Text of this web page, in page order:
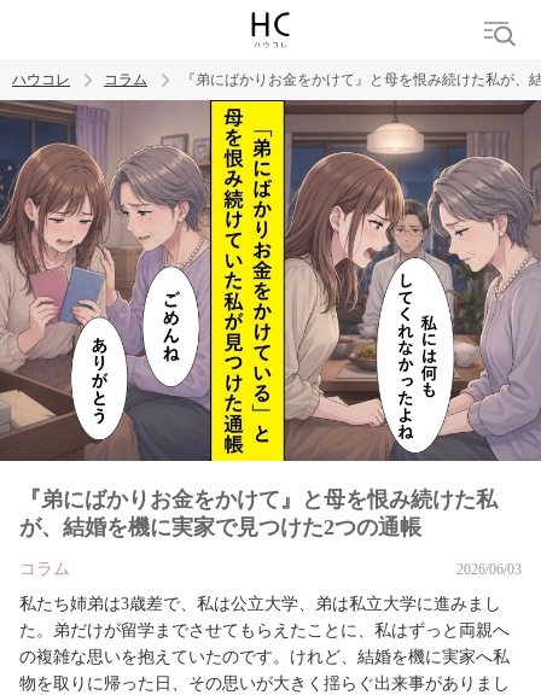
トレンド ワード
男の本音 男ウケ NG行動 彼女 イイ女 婚活
ハウコレ コラム 『弟にばかりお金をかけて』と母を恨み続けた私が、
『弟にばかりお金をかけて』と母を恨み続けた私
が、結婚を機に実家で見つけた2つの通帳
コラム 2026/06/03
私たち姉弟は3歳差で、私は公立大学、弟は私立大学に進みまし
た。弟だけが留学までさせてもらえたことに、私はずっと両親へ
の複雑な思いを抱えていたのです。けれど、結婚を機に実家へ私
物を取りに帰った日、その思いが大きく揺らぐ出来事がありまし